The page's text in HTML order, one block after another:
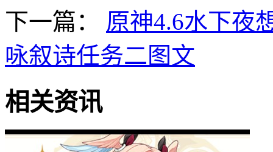
下一篇：
原神4.6水下夜
咏叙诗任务二图文
相关资讯